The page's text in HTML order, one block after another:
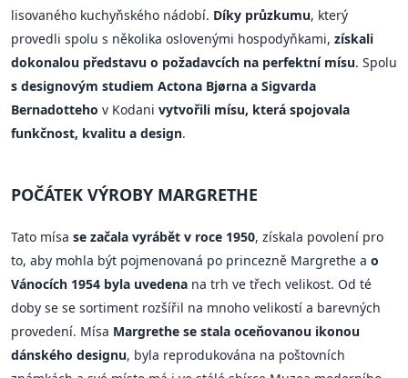
lisovaného kuchyňského nádobí. Díky průzkumu, který
provedli spolu s několika oslovenými hospodyňkami, získali
dokonalou představu o požadavcích na perfektní mísu. Spolu
s designovým studiem Actona Bjørna a Sigvarda
Bernadotteho v Kodani vytvořili mísu, která spojovala
funkčnost, kvalitu a design.
POČÁTEK VÝROBY MARGRETHE
Tato mísa se začala vyrábět v roce 1950, získala povolení pro
to, aby mohla být pojmenovaná po princezně Margrethe a o
Vánocích 1954 byla uvedena na trh ve třech velikost. Od té
doby se se sortiment rozšířil na mnoho velikostí a barevných
provedení. Mísa Margrethe se stala oceňovanou ikonou
dánského designu, byla reprodukována na poštovních